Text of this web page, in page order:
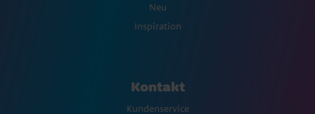
Neu
Inspiration
Kontakt
Kundenservice